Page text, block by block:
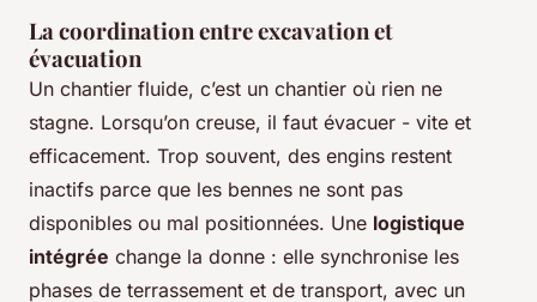
La coordination entre excavation et
évacuation
Un chantier fluide, c’est un chantier où rien ne
stagne. Lorsqu’on creuse, il faut évacuer - vite et
efficacement. Trop souvent, des engins restent
inactifs parce que les bennes ne sont pas
disponibles ou mal positionnées. Une logistique
intégrée change la donne : elle synchronise les
phases de terrassement et de transport, avec un